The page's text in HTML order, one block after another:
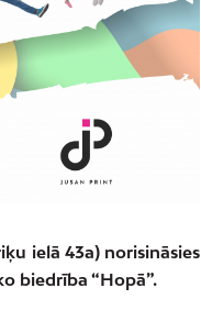
ielā 43a) norisināsies
biedrība “Hopā”.